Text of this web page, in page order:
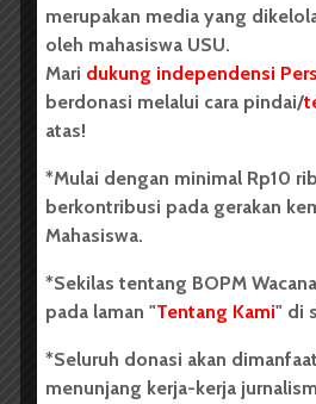
Social Loafing:
Usaha Individu
3 menit waktu baca
TAHUKAH ANDA
merupakan media yang
oleh mahasiswa USU.
Mari dukung independensi
berdonasi melalui cara pindai/
atas!
*Mulai dengan minimal Rp10
berkontribusi pada gerakan
Mahasiswa.
*Sekilas tentang BOPM
pada laman "Tentang Kami" di
*Seluruh donasi akan
menunjang kerja-kerja